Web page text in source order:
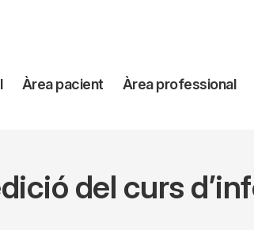
Àrea pacient Àrea professional
del curs